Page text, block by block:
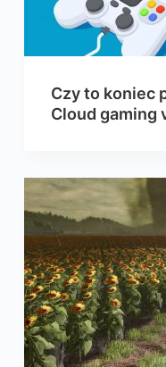
Czy to koniec
Cloud gaming